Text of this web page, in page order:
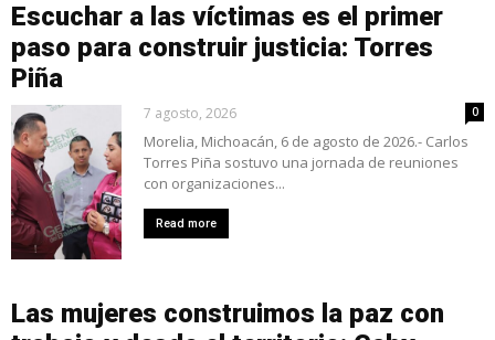
Escuchar a las víctimas es el primer
paso para construir justicia: Torres
Piña
7 agosto, 2026 0
Morelia, Michoacán, 6 de agosto de 2026.- Carlos
Torres Piña sostuvo una jornada de reuniones
con organizaciones...
Read more
Las mujeres construimos la paz con